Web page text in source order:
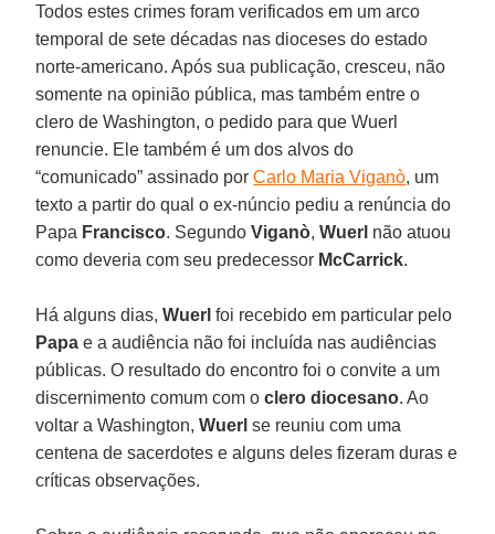
Todos estes crimes foram verificados em um arco
temporal de sete décadas nas dioceses do estado
norte-americano. Após sua publicação, cresceu, não
somente na opinião pública, mas também entre o
clero de Washington, o pedido para que Wuerl
renuncie. Ele também é um dos alvos do
“comunicado” assinado porCarlo Maria Viganò, um
texto a partir do qual o ex-núncio pediu a renúncia do
Papa Francisco. SegundoViganò,Wuerl não atuou
como deveria com seu predecessor McCarrick.
Há alguns dias,Wuerl foi recebido em particular pelo
Papa e a audiência não foi incluída nas audiências
públicas. O resultado do encontro foi o convite a um
discernimento comum com oclero diocesano. Ao
voltar a Washington,Wuerl se reuniu com uma
centena de sacerdotes e alguns deles fizeram duras e
críticas observações.